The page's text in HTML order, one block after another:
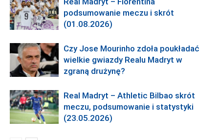
podsumowanie meczu i skrót
(01.08.2026)
Czy Jose Mourinho zdoła poukładać
wielkie gwiazdy Realu Madryt w
zgraną drużynę?
Real Madryt – Athletic Bilbao skrót
meczu, podsumowanie i statystyki
(23.05.2026)